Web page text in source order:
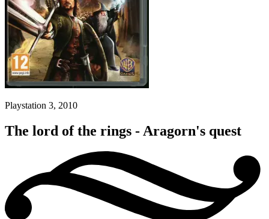
Playstation 3, 2010
The lord of the rings - Aragorn's quest